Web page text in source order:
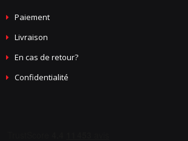
Paiement
Livraison
En cas de retour?
Confidentialité